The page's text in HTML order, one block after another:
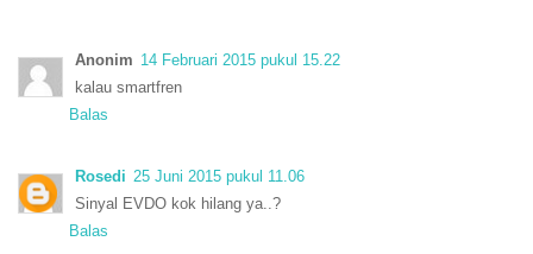
Anonim 14 Februari 2015 pukul 15.22
kalau smartfren
Balas
Rosedi 25 Juni 2015 pukul 11.06
Sinyal EVDO kok hilang ya..?
Balas